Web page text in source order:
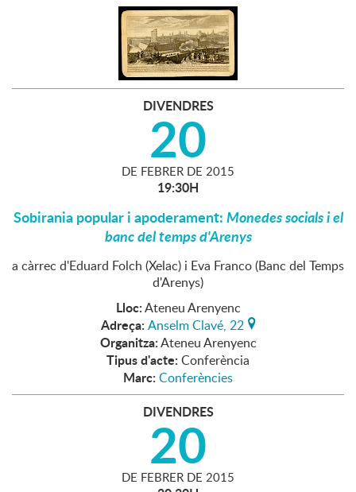
DIVENDRES
20
DE FEBRER DE 2015
19:30H
Sobirania popular i apoderament:Monedes socials i el
banc del temps d'Arenys
a càrrec d'Eduard Folch (Xelac) i Eva Franco (Banc del Temps
d'Arenys)
Lloc:Ateneu Arenyenc
Adreça: Anselm Clavé, 22
Organitza:Ateneu Arenyenc
Tipus d'acte: Conferència
Marc: Conferències
DIVENDRES
20
DE FEBRER DE 2015